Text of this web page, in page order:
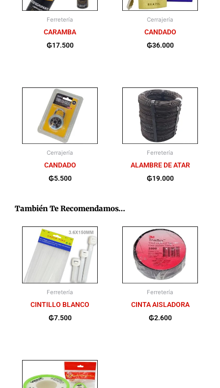
Ferretería
CARAMBA
₲17.500
Cerrajería
CANDADO
₲36.000
Cerrajería
CANDADO
₲5.500
Ferretería
ALAMBRE DE ATAR
₲19.000
También Te Recomendamos…
Ferretería
CINTILLO BLANCO
₲7.500
Ferretería
CINTA AISLADORA
₲2.600